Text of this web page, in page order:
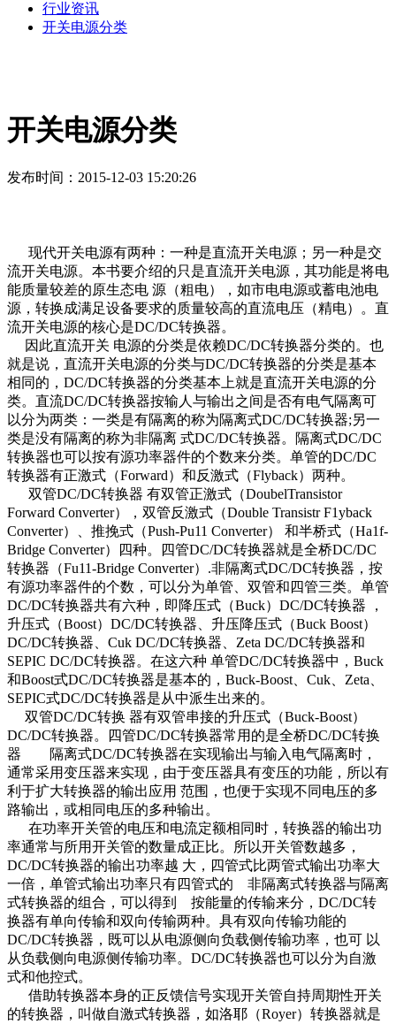
行业资讯
开关电源分类
开关电源分类
发布时间 ：2015-12-03 15:20:26
现代开关电源有两种：一种是直流开关电源；另一种是交
流开关电源。本书要介绍的只是直流开关电源，其功能是将电
能质量较差的原生态电 源（粗电），如市电电源或蓄电池电
源，转换成满足设备要求的质量较高的直流电压（精电）。直
流开关电源的核心是DC/DC转换器。
因此直流开关 电源的分类是依赖DC/DC转换器分类的。也
就是说，直流开关电源的分类与DC/DC转换器的分类是基本
相同的，DC/DC转换器的分类基本上就是直流开关电源的分
类。直流DC/DC转换器按输人与输出之间是否有电气隔离可
以分为两类：一类是有隔离的称为隔离式DC/DC转换器;另一
类是没有隔离的称为非隔离 式DC/DC转换器。隔离式DC/DC
转换器也可以按有源功率器件的个数来分类。单管的DC/DC
转换器有正激式（Forward）和反激式（Flyback）两种。
双管DC/DC转换器 有双管正激式（DoubelTransistor
Forward Converter），双管反激式（Double Transistr F1yback
Converter）、推挽式（Push-Pu11 Converter） 和半桥式（Ha1f-
Bridge Converter）四种。四管DC/DC转换器就是全桥DC/DC
转换器（Fu11-Bridge Converter）.非隔离式DC/DC转换器，按
有源功率器件的个数，可以分为单管、双管和四管三类。单管
DC/DC转换器共有六种，即降压式（Buck）DC/DC转换器 ，
升压式（Boost）DC/DC转换器、升压降压式（Buck Boost）
DC/DC转换器、Cuk DC/DC转换器、Zeta DC/DC转换器和
SEPIC DC/DC转换器。在这六种 单管DC/DC转换器中，Buck
和Boost式DC/DC转换器是基本的，Buck-Boost、Cuk、Zeta、
SEPIC式DC/DC转换器是从中派生出来的。
双管DC/DC转换 器有双管串接的升压式（Buck-Boost）
DC/DC转换器。四管DC/DC转换器常用的是全桥DC/DC转换
器 隔离式DC/DC转换器在实现输出与输入电气隔离时，
通常采用变压器来实现，由于变压器具有变压的功能，所以有
利于扩大转换器的输出应用 范围，也便于实现不同电压的多
路输出，或相同电压的多种输出。
在功率开关管的电压和电流定额相同时，转换器的输出功
率通常与所用开关管的数量成正比。所以开关管数越多，
DC/DC转换器的输出功率越 大，四管式比两管式输出功率大
一倍，单管式输出功率只有四管式的 非隔离式转换器与隔离
式转换器的组合，可以得到 按能量的传输来分，DC/DC转
换器有单向传输和双向传输两种。具有双向传输功能的
DC/DC转换器，既可以从电源侧向负载侧传输功率，也可 以
从负载侧向电源侧传输功率。DC/DC转换器也可以分为自激
式和他控式。
借助转换器本身的正反馈信号实现开关管自持周期性开关
的转换器，叫做自激式转换器，如洛耶（Royer）转换器就是